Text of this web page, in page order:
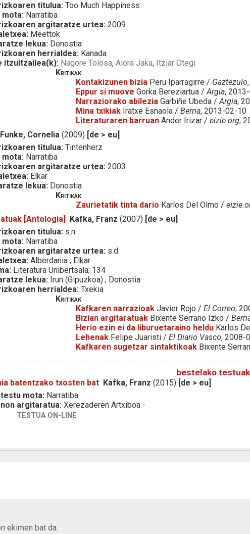
titulua: Too Much Happiness
Narratiba
argitaratze urtea: 2009
Meettok
lekua: Donostia
herrialdea: Kanada
itzultzailea(k): Nagore Tolosa,Aiora Jaka, Itziar Otegi
Kritikak
Kontakizunen bizia Peru Iparragirre / Gaztezulo
Eppur si muove Gorka Bereziartua /Argia,
Narraziorako abilezia Garbiñe Ubeda /Argia,
Mina txikiak Iratxe Esnaola /Berria, 2013-02-10
Literaturaren barruan Ander Irizar /eizie.org,
Funke, Cornelia (2009) [de > eu]
titulua: Tintenherz
Narratiba
argitaratze urtea: 2003
Elkar
lekua: Donostia
Kritikak
Zaurietatik tinta dario Karlos Del Olmo /
[Antologia]
Kafka, Franz (2007) [de > eu]
titulua: s.n.
Narratiba
argitaratze urtea: s.d.
Alberdania ; Elkar
Literatura Unibertsala; 134
lekua: Irun (Gipuzkoa) ; Donostia
herrialdea: Txekia
Kritikak
Kafkaren narrazioak Javier Rojo /El Correo,
Bizian argitaratuak Bixente Serrano Izko /
Herio ezin ei da liburuetaraino heldu Karlos
Lehenak Felipe Juaristi /El Diario Vasco, 2008-
Kafkaren sugetzar sintaktikoak Bixente
bestelako testuak
batentzako txosten bat Kafka, Franz (2015) [de > eu]
testu mota: Narratiba
non argitaratua: Xerezaderen Artxiboa -
TESTUA ON-LINE
ekimen bat da.